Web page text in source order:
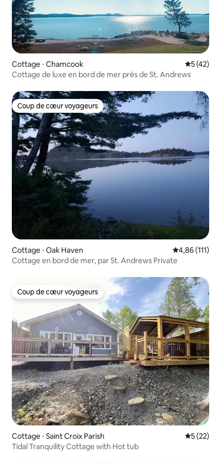
Cottage ⋅ Chamcook
5 (42)
Cottage de luxe en bord de mer près de St. Andrews
Coup de cœur voyageurs
Coup de cœur voyageurs
Cottage ⋅ Oak Haven Évaluation
4,86 (111)
Cottage en bord de mer, par St. Andrews Private
Coup de cœur voyageurs
Coup de cœur voyageurs
Cottage ⋅ Saint Croix Parish
5 (22)
Tidal Tranquility Cottage with Hot tub